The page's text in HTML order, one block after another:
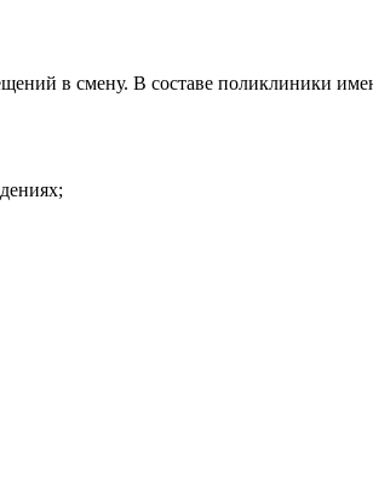
в смену. В составе поликлиники